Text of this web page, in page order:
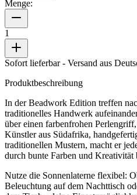
Menge:
1
Sofort lieferbar - Versand aus
Produktbeschreibung
In der Beadwork Edition treffen
traditionelles Handwerk
über einen farbenfrohen
Künstler aus Südafrika,
traditionellen Mustern, macht er
durch bunte Farben und Kreativität
Nutze die Sonnenlaterne flexibel:
Beleuchtung auf dem Nachttisch